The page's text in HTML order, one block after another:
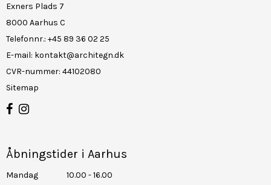
Exners Plads 7
8000 Aarhus C
Telefonnr.: +45 89 36 02 25
E-mail: kontakt@architegn.dk
CVR-nummer: 44102080
Sitemap
Åbningstider i Aarhus
Mandag
10.00 - 16.00